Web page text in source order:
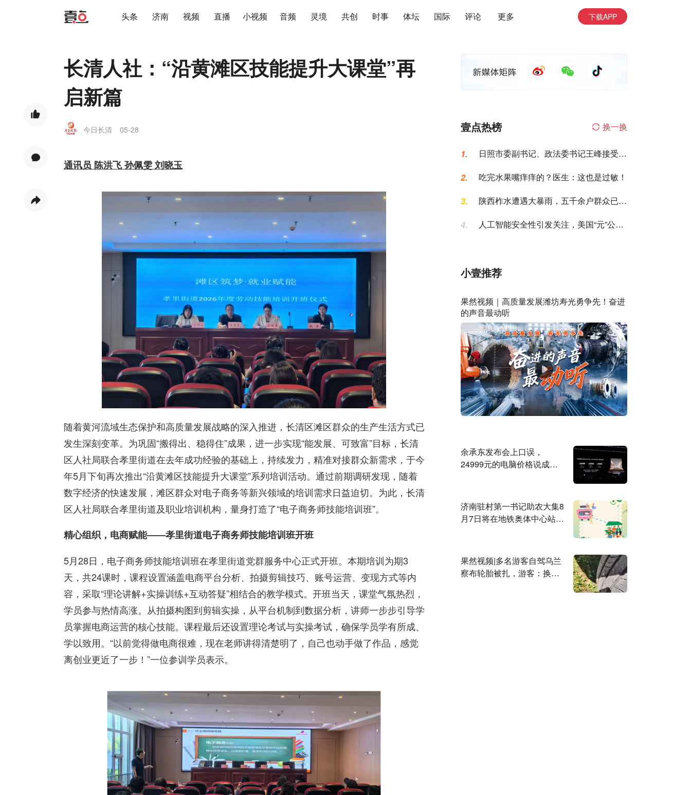
头条 济南 视频 直播 小视频 音频 灵境 共创 时事 体坛 国际 评论 更多 下载APP
长清人社：“沿黄滩区技能提升大课堂”再
启新篇
今日长清 05-28
通讯员 陈洪飞 孙佩雯 刘晓玉
随着黄河流域生态保护和高质量发展战略的深入推进，长清区滩区群众的生产生活方式已
发生深刻变革。为巩固“搬得出、稳得住”成果，进一步实现“能发展、可致富”目标，长清
区人社局联合孝里街道在去年成功经验的基础上，持续发力，精准对接群众新需求，于今
年5月下旬再次推出“沿黄滩区技能提升大课堂”系列培训活动。通过前期调研发现，随着
数字经济的快速发展，滩区群众对电子商务等新兴领域的培训需求日益迫切。为此，长清
区人社局联合孝里街道及职业培训机构，量身打造了“电子商务师技能培训班”。
精心组织，电商赋能——孝里街道电子商务师技能培训班开班
5月28日，电子商务师技能培训班在孝里街道党群服务中心正式开班。本期培训为期3
天，共24课时，课程设置涵盖电商平台分析、拍摄剪辑技巧、账号运营、变现方式等内
容，采取“理论讲解+实操训练+互动答疑”相结合的教学模式。开班当天，课堂气氛热烈，
学员参与热情高涨。从拍摄构图到剪辑实操，从平台机制到数据分析，讲师一步步引导学
员掌握电商运营的核心技能。课程最后还设置理论考试与实操考试，确保学员学有所成、
学以致用。“以前觉得做电商很难，现在老师讲得清楚明了，自己也动手做了作品，感觉
离创业更近了一步！”一位参训学员表示。
壹点热榜 换一换
1.
日照市委副书记、政法委书记王峰接受纪
2.
吃完水果嘴痒痒的？医生：这也是过敏！
3.
陕西柞水遭遇大暴雨，五千余户群众已紧
4.
人工智能安全性引发关注，美国“元”公司
小壹推荐
果然视频｜高质量发展潍坊寿光勇争先！奋进
的声音最动听
余承东发布会上口误，
24999元的电脑价格说成
济南驻村第一书记助农大集8
月7日将在地铁奥体中心站开
果然视频|多名游客自驾乌兰
察布轮胎被扎，游客：换胎